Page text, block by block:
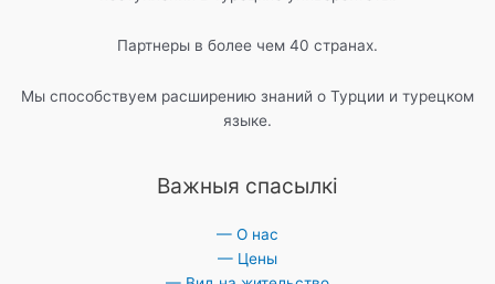
Партнеры в более чем 40 странах.
Мы способствуем расширению знаний о Турции и турецком
языке.
Важныя спасылкі
— О нас
— Цены